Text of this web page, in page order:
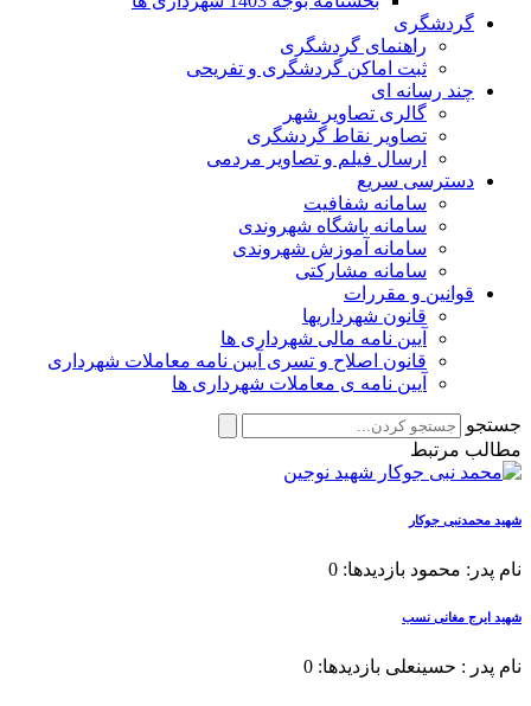
گردشگری
راهنمای گردشگری
ثبت اماکن گردشگری و تفریحی
چند رسانه ای
گالری تصاویر شهر
تصاویر نقاط گردشگری
ارسال فیلم و تصاویر مردمی
دسترسی سریع
سامانه شفافیت
سامانه باشگاه شهروندی
سامانه آموزش شهروندی
سامانه مشارکتی
قوانین و مقررات
قانون شهرداریها
آیین نامه مالی شهرداری ها
قانون اصلاح و تسری آیین نامه معاملات شهرداری
آیین نامه ی معاملات شهرداری ها
جستجو
مطالب مرتبط
شهید محمدنبی جوکار
نام پدر: محمود بازدیدها: 0
شهید ایرج مغانی نسب
نام پدر : حسینعلی بازدیدها: 0